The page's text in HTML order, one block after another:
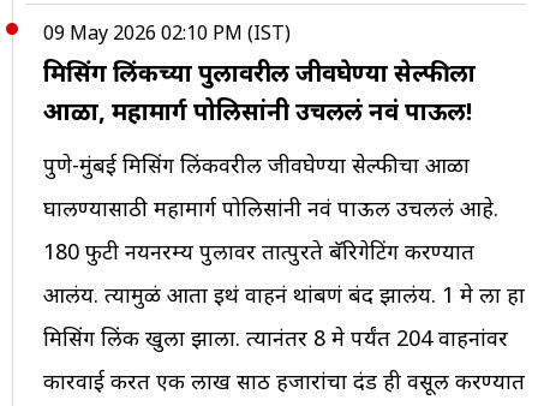
09 May 2026 02:10 PM (IST)
मिसिंग लिंकच्या पुलावरील जीवघेण्या सेल्फीला
आळा, महामार्ग पोलिसांनी उचललं नवं पाऊल!
पुणे-मुंबई मिसिंग लिंकवरील जीवघेण्या सेल्फीचा आळा
घालण्यासाठी महामार्ग पोलिसांनी नवं पाऊल उचललं आहे.
180 फुटी नयनरम्य पुलावर तात्पुरते बॅरिगेटिंग करण्यात
आलंय. त्यामुळं आता इथं वाहनं थांबणं बंद झालंय. 1 मे ला हा
मिसिंग लिंक खुला झाला. त्यानंतर 8 मे पर्यंत 204 वाहनांवर
कारवाई करत एक लाख साठ हजारांचा दंड ही वसूल करण्यात